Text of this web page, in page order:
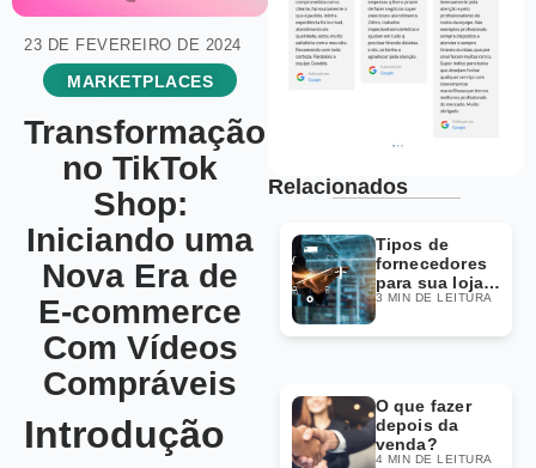
23 DE FEVEREIRO DE 2024
MARKETPLACES
Transformação
no TikTok
Shop:
Iniciando uma
Nova Era de
E-commerce
Com Vídeos
Compráveis
Introdução
Relacionados
Tipos de
fornecedores
para sua loja
Dropshipping
3 MIN DE LEITURA
O que fazer
depois da
venda?
4 MIN DE LEITURA